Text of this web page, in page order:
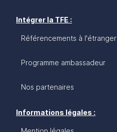
Intégrer la TFE :
Référencements à l'étranger
Programme ambassadeur
Nos partenaires
Informations légales :